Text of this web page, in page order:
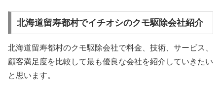
北海道留寿都村でイチオシのクモ駆除会社紹介
北海道留寿都村のクモ駆除会社で料金、技術、サービス、
顧客満足度を比較して最も優良な会社を紹介していきたい
と思います。